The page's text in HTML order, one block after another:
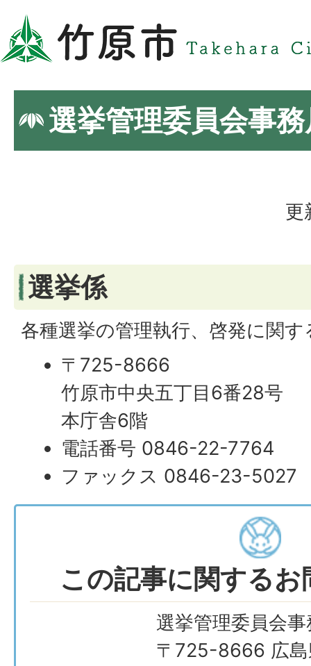
選挙管理委員会事
更
選挙係
各種選挙の管理執行、啓発に関
〒725-8666
竹原市中央五丁目6番28号
本庁舎6階
電話番号 0846-22-7764
ファックス 0846-23-5027
この記事に関する
選挙管理委員会
〒725-8666 広島